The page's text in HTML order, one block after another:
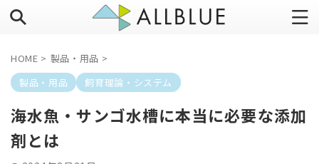
HOME > 製品・用品 >
製品・用品
飼育理論・システム
海水魚・サンゴ水槽に本当に必要な添加
剤とは